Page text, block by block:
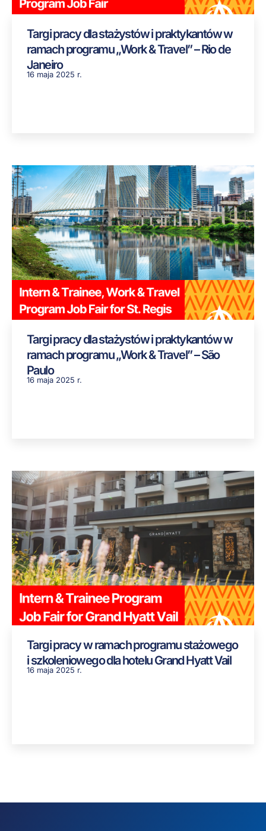
Targi pracy dla stażystów i praktykantów w
ramach programu „Work & Travel” – Rio de
Janeiro
16 maja 2025 r.
Targi pracy dla stażystów i praktykantów w
ramach programu „Work & Travel” – São
Paulo
16 maja 2025 r.
Targi pracy w ramach programu stażowego
i szkoleniowego dla hotelu Grand Hyatt Vail
16 maja 2025 r.